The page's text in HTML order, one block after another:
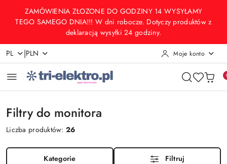
Przejdź do treści głównej
Przejdź do wyszukiwarki
Przejdź do moje konto
Przejdź do menu głównego
Przejdź do stopki
ZAMÓWIENIA ZŁOZONE DO GODZINY 14 WYSYŁAMY
TEGO SAMEGO DNIA!!! W dni robocze. Dotyczy produktów z
deklaracją wysyłki 24 godziny.
PL |PLN Moje konto
Filtry do monitora
Liczba produktów:26
Kategorie Filtruj